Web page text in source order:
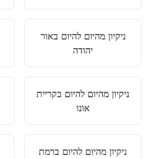
ניקיון מהיום להיום באור
יהודה
ניקיון מהיום להיום בקריית
אונו
ניקיון מהיום להיום ברמת